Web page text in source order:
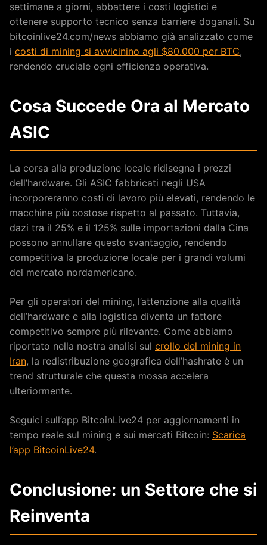
settimane a giorni, abbattere i costi logistici e
ottenere supporto tecnico senza barriere doganali. Su
bitcoinlive24.com/news abbiamo già analizzato come
i costi di mining si avvicinino agli $80.000 per BTC,
rendendo cruciale ogni efficienza operativa.
Cosa Succede Ora al Mercato
ASIC
La corsa alla produzione locale ridisegna i prezzi
dell’hardware. Gli ASIC fabbricati negli USA
incorporeranno costi di lavoro più elevati, rendendo le
macchine più costose rispetto al passato. Tuttavia,
dazi tra il 25% e il 125% sulle importazioni dalla Cina
possono annullare questo svantaggio, rendendo
competitiva la produzione locale per i grandi volumi
del mercato nordamericano.
Per gli operatori del mining, l’attenzione alla qualità
dell’hardware e alla logistica diventa un fattore
competitivo sempre più rilevante. Come abbiamo
riportato nella nostra analisi sul crollo del mining in
Iran, la redistribuzione geografica dell’hashrate è un
trend strutturale che questa mossa accelera
ulteriormente.
Seguici sull’app BitcoinLive24 per aggiornamenti in
tempo reale sul mining e sui mercati Bitcoin: Scarica
l’app BitcoinLive24.
Conclusione: un Settore che si
Reinventa